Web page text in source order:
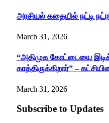
அரசியல் கதையில் நட்டி
March 31, 2026
“அதிமுக கோட்டையை
காத்திருக்கிறார்” –
March 31, 2026
Subscribe to Updates